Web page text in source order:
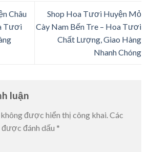
Châu
Tươi
Shop Hoa Tươi Huyện Mỏ
Cày Nam Bến Tre – Hoa Tươi
Chất Lượng, Giao Hàng
Nhanh Chóng
luận
được hiển thị công khai.Các
đánh dấu *